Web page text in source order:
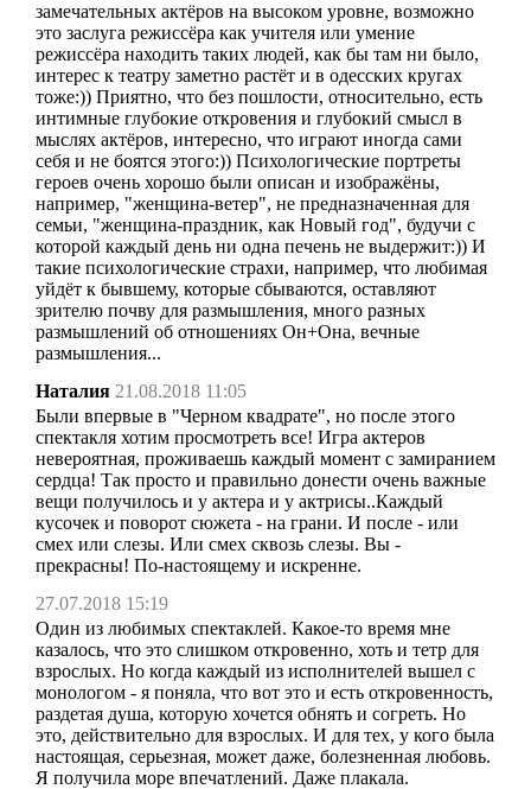
замечательных актёров на высоком уровне, возможно
это заслуга режиссёра как учителя или умение
режиссёра находить таких людей, как бы там ни было,
интерес к театру заметно растёт и в одесских кругах
тоже:)) Приятно, что без пошлости, относительно, есть
интимные глубокие откровения и глубокий смысл в
мыслях актёров, интересно, что играют иногда сами
себя и не боятся этого:)) Психологические портреты
героев очень хорошо были описан и изображёны,
например, "женщина-ветер", не предназначенная для
семьи, "женщина-праздник, как Новый год", будучи с
которой каждый день ни одна печень не выдержит:)) И
такие психологические страхи, например, что любимая
уйдёт к бывшему, которые сбываются, оставляют
зрителю почву для размышления, много разных
размышлений об отношениях Он+Она, вечные
размышления...
Наталия 21.08.2018 11:05
Были впервые в "Черном квадрате", но после этого
спектакля хотим просмотреть все! Игра актеров
невероятная, проживаешь каждый момент с замиранием
сердца! Так просто и правильно донести очень важные
вещи получилось и у актера и у актрисы..Каждый
кусочек и поворот сюжета - на грани. И после - или
смех или слезы. Или смех сквозь слезы. Вы -
прекрасны! По-настоящему и искренне.
27.07.2018 15:19
Один из любимых спектаклей. Какое-то время мне
казалось, что это слишком откровенно, хоть и тетр для
взрослых. Но когда каждый из исполнителей вышел с
монологом - я поняла, что вот это и есть откровенность,
раздетая душа, которую хочется обнять и согреть. Но
это, действительно для взрослых. И для тех, у кого была
настоящая, серьезная, может даже, болезненная любовь.
Я получила море впечатлений. Даже плакала.